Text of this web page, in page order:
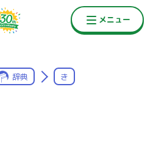
辞典 き